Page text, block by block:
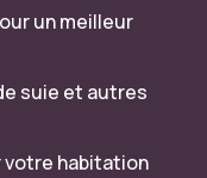
un meilleur
suie et autres
habitation